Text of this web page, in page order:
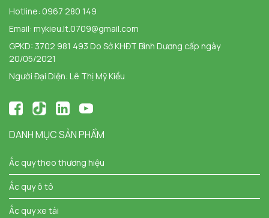
Hotline: 0967 280 149
Email: mykieu.lt.0709@gmail.com
GPKD: 3702 981 493 Do Sở KHĐT Bình Dương cấp ngày
20/05/2021
Người Đại Diện: Lê Thị Mỹ Kiều
DANH MỤC SẢN PHẨM
Ắc quy theo thương hiệu
Ắc quy ô tô
Ắc quy xe tải